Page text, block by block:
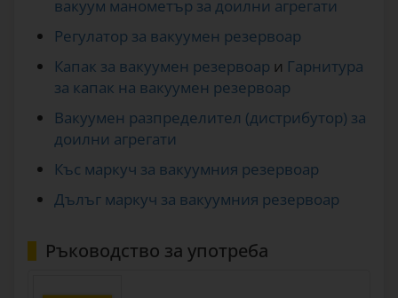
вакуум манометър за доилни агрегати
Регулатор за вакуумен резервоар
Капак за вакуумен резервоар и Гарнитура
за капак на вакуумен резервоар
Вакуумен разпределител (дистрибутор) за
доилни агрегати
Къс маркуч за вакуумния резервоар
Дълъг маркуч за вакуумния резервоар
Ръководство за употреба